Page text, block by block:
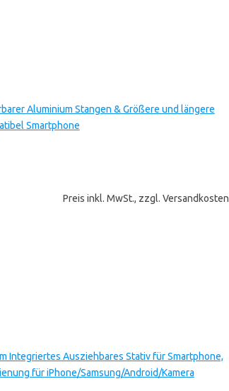
Aluminium Stangen & Größere und längere
Smartphone
Preis inkl. MwSt., zzgl. Versandkosten
Integriertes Ausziehbares Stativ für Smartphone,
für iPhone/Samsung/Android/Kamera